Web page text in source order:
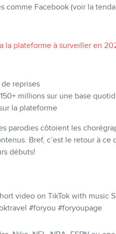
comme Facebook (voir la
la plateforme à surveiller en
reprises
millions sur une base
la plateforme
parodies côtoient les
Bref, c’est le retour à ce
débuts!
video on TikTok with music
#foryou #foryoupage